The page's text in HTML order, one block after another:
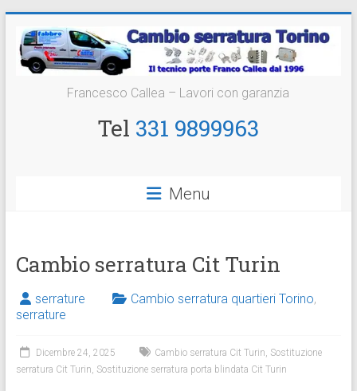
contenuto
Cambio
Serratura
Francesco Callea – Lavori con garanzia
Tel 331 9899963
Menu
Cambio serratura Cit Turin
serrature Cambio serratura quartieri Torino,
serrature
Dicembre 24, 2025 Cambio serratura Cit Turin, Sostituzione
serratura Cit Turin, Sostituzione serratura porta blindata Cit Turin